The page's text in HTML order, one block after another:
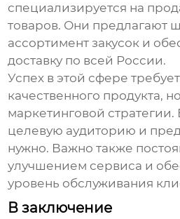
специализируется на
товаров. Они предлагают
ассортимент закусок и
доставку по всей России.
Успех в этой сфере
качественного продукта,
маркетинговой
целевую аудиторию и
нужно. Важно также
улучшением сервиса и
уровень обслуживания
В заключение